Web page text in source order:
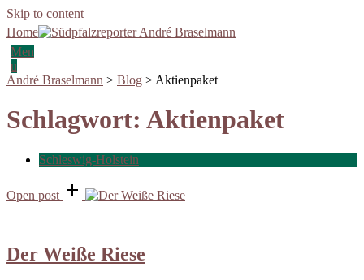
Skip to content
Home
Men
u
André Braselmann > Blog > Aktienpaket
Schlagwort: Aktienpaket
Schleswig-Holstein
Open post
Der Weiße Riese